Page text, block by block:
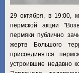
29 октября, в 19:00,
пермской акции
пермяки публично
жертв Большого
присоединятся:
устроившие недавно